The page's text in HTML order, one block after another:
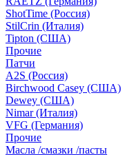
ShotTime (Россия)
StilCrin (Италия)
Tipton (США)
Прочие
Патчи
A2S (Россия)
Birchwood Casey (США)
Dewey (США)
Nimar (Италия)
VFG (Германия)
Прочие
Масла /смазки /пасты